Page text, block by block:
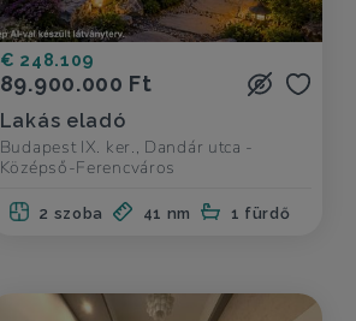
€ 248.109
89.900.000 Ft
Lakás eladó
Budapest IX. ker., Dandár utca -
Középső-Ferencváros
2 szoba 41 nm 1 fürdő